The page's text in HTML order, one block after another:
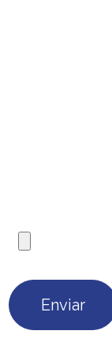
Enviar